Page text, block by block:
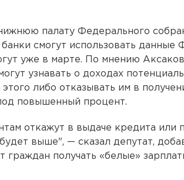
палату Федерального
банки смогут использовать данные
уже в марте. По мнению
узнавать о доходах
либо отказывать им в
повышенный процент.
откажут в выдаче кредита или
выше", — сказал депутат,
граждан получать «белые»